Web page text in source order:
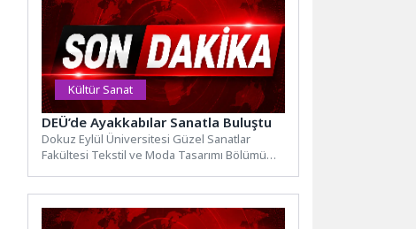
Kültür Sanat
DEÜ’de Ayakkabılar Sanatla Buluştu
Dokuz Eylül Üniversitesi Güzel Sanatlar
Fakültesi Tekstil ve Moda Tasarımı Bölümü